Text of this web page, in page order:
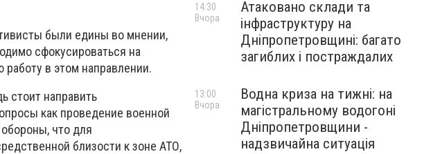
были едины во мнении,
сфокусироваться на
в этом направлении.
стоит направить
как проведение военной
обороны, что для
близости к зоне АТО,
Атаковано склади та
інфраструктуру на
Дніпропетровщині: багато
загиблих і постраждалих
14:30
Вчора
Водна криза на тижні: на
магістральному водогоні
Дніпропетровщини -
надзвичайна ситуація
13:00
Вчора